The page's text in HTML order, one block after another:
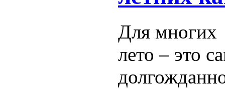
Для многих
лето – это